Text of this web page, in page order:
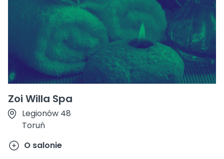
Zoi Willa Spa
Legionów 48
Toruń
O salonie